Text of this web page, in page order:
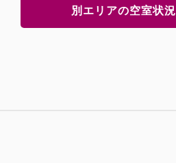
別エリアの空室状況